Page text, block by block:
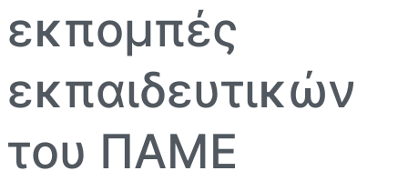
εκπομπές
εκπαιδευτικών
του ΠΑΜΕ